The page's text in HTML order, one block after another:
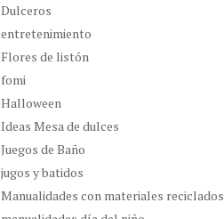
Dulceros
entretenimiento
Flores de listón
fomi
Halloween
Ideas Mesa de dulces
Juegos de Baño
jugos y batidos
Manualidades con materiales reciclados